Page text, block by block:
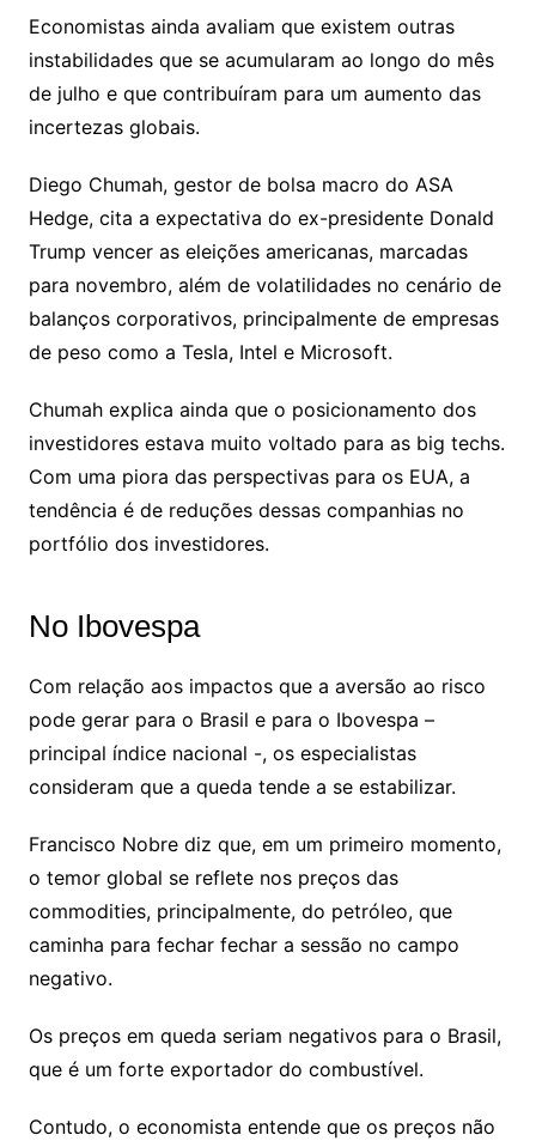
Economistas ainda avaliam que existem outras
instabilidades que se acumularam ao longo do mês
de julho e que contribuíram para um aumento das
incertezas globais.
Diego Chumah, gestor de bolsa macro do ASA
Hedge, cita a expectativa do ex-presidente Donald
Trump vencer as eleições americanas, marcadas
para novembro, além de volatilidades no cenário de
balanços corporativos, principalmente de empresas
de peso como a Tesla, Intel e Microsoft.
Chumah explica ainda que o posicionamento dos
investidores estava muito voltado para as big techs.
Com uma piora das perspectivas para os EUA, a
tendência é de reduções dessas companhias no
portfólio dos investidores.
No Ibovespa
Com relação aos impactos que a aversão ao risco
pode gerar para o Brasil e para o Ibovespa –
principal índice nacional -, os especialistas
consideram que a queda tende a se estabilizar.
Francisco Nobre diz que, em um primeiro momento,
o temor global se reflete nos preços das
commodities, principalmente, do petróleo, que
caminha para fechar fechar a sessão no campo
negativo.
Os preços em queda seriam negativos para o Brasil,
que é um forte exportador do combustível.
Contudo, o economista entende que os preços não